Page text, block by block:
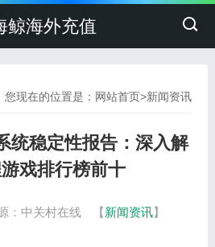
鲸海外充值
您现在的位置是： 网站首页>新闻资讯
统稳定性报告：深入解
戏排行榜前十
：中关村在线 【新闻资讯】